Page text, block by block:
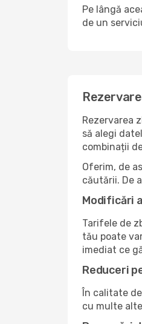
Pe lângă
de un
Rezervarea
să alegi
combinații
Oferim, de
căutării. De
Modificări
Tarifele de
tău poate
imediat ce
Reduceri
În calitate
cu multe